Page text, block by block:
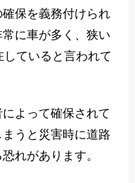
保を義務付けられ
に車が多く、狭い
していると言われて
よって確保されて
うと災害時に道路
れがあります。